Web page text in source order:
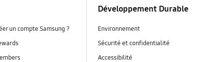
un compte Samsung ?
Développement Durable
Environnement
Sécurité et confidentialité
Accessibilité